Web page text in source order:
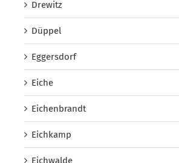
Drewitz
Düppel
Eggersdorf
Eiche
Eichenbrandt
Eichkamp
Eichwalde